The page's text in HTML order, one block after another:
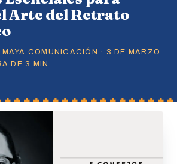
Arte del Retrato
COMUNICACIÓN · 3 DE MARZO
DE 3 MIN